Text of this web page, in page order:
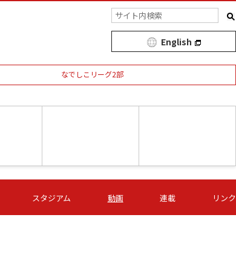
English
なでしこリーグ2部
第16節 09/06 (日) 15:00
-
第16節 09/06 (日) 15:00
-
スタジアム 動画 連載 リンク